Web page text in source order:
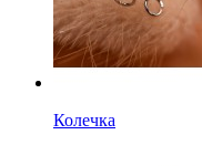
Колечка